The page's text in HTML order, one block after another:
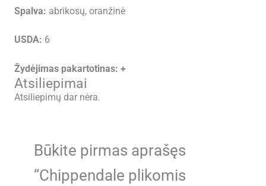
Spalva: abrikosų, oranžinė
USDA: 6
Žydėjimas pakartotinas: +
Atsiliepimai
Atsiliepimų dar nėra.
Būkite pirmas aprašęs
“Chippendale plikomis